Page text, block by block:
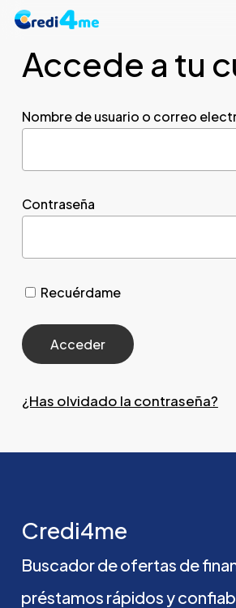
Skip
mainAccede a tu
Nombre de usuario o correo
Contraseña
Recuérdame
¿Has olvidado la contraseña?
Credi4me
Buscadordeofertas de
préstamos rápidosy